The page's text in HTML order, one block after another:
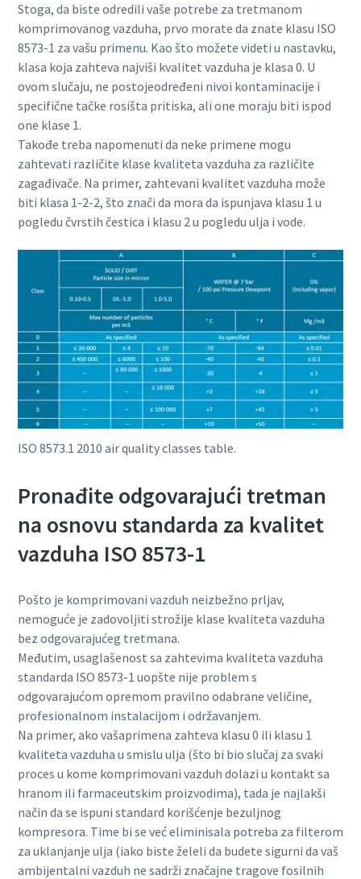
Everything you need to know about your
pneumatic conveying process
Discover how you can create a more efficient pneumatic
conveying process.
Find out
Stoga, da biste odredili vaše potrebe za tretmanom
komprimovanog vazduha, prvo morate da znate klasu ISO
8573-1 za vašu primenu. Kao što možete videti u nastavku,
klasa koja zahteva najviši kvalitet vazduha je klasa 0. U
ovom slučaju, ne postojeodređeni nivoi kontaminacije i
specifične tačke rosišta pritiska, ali one moraju biti ispod
one klase 1.
Takođe treba napomenuti da neke primene mogu
zahtevati različite klase kvaliteta vazduha za različite
zagađivače. Na primer, zahtevani kvalitet vazduha može
biti klasa 1-2-2, što znači da mora da ispunjava klasu 1 u
pogledu čvrstih čestica i klasu 2 u pogledu ulja i vode.
ISO 8573.1 2010 air quality classes table.
Pronađite odgovarajući tretman
na osnovu standarda za kvalitet
vazduha ISO 8573-1
Pošto je komprimovani vazduh neizbežno prljav,
nemoguće je zadovoljiti strožije klase kvaliteta vazduha
bez odgovarajućeg tretmana.
Međutim, usaglašenost sa zahtevima kvaliteta vazduha
standarda ISO 8573-1 uopšte nije problem s
odgovarajućom opremom pravilno odabrane veličine,
profesionalnom instalacijom i održavanjem.
Na primer, ako vašaprimena zahteva klasu 0 ili klasu 1
kvaliteta vazduha u smislu ulja (što bi bio slučaj za svaki
proces u kome komprimovani vazduh dolazi u kontakt sa
hranom ili farmaceutskim proizvodima), tada je najlakši
način da se ispuni standard korišćenje bezuljnog
kompresora. Time bi se već eliminisala potreba za filterom
za uklanjanje ulja (iako biste želeli da budete sigurni da vaš
ambijentalni vazduh ne sadrži značajne tragove fosilnih